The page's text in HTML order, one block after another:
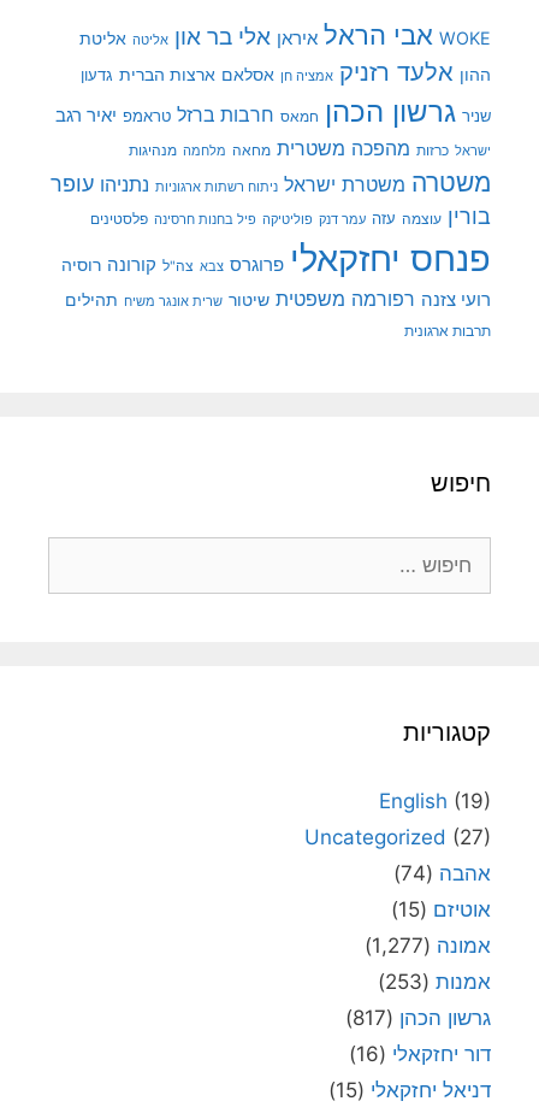
WOKE אבי הראל איראן אלי בר און אליטה אליטת
ההון אלעד רזניק אמציה חן אסלאם ארצות הברית גדעון
שניר גרשון הכהן חמאס חרבות ברזל טראמפ יאיר רגב
ישראל כרזות מהפכה משטרית מחאה מלחמה מנהיגות
משטרה משטרת ישראל ניתוח רשתות ארגוניות נתניהו עופר
בורין עוצמה עזה עמר דנק פוליטיקה פיל בחנות חרסינה פלסטינים
פנחס יחזקאלי פרוגרס צבא צה"ל קורונה רוסיה
רועי צזנה רפורמה משפטית שיטור שרית אונגר משיח תהילים
תרבות ארגונית
חיפוש
קטגוריות
English (19)
Uncategorized (27)
אהבה (74)
אוטיזם (15)
אמונה (1,277)
אמנות (253)
גרשון הכהן (817)
דור יחזקאלי (16)
דניאל יחזקאלי (15)